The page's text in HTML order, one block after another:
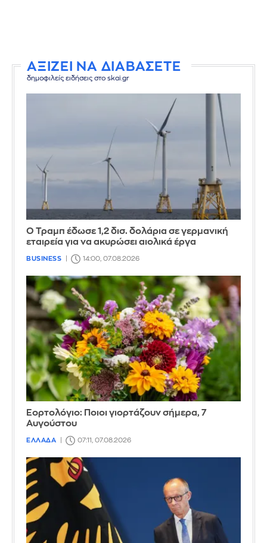
ΑΞΙΖΕΙ ΝΑ ΔΙΑΒΑΣΕΤΕ
δημοφιλείς ειδήσεις στο skai.gr
Ο Τραμπ έδωσε 1,2 δισ. δολάρια σε γερμανική
εταιρεία για να ακυρώσει αιολικά έργα
BUSINESS 14:00, 07.08.2026
Εορτολόγιο: Ποιοι γιορτάζουν σήμερα, 7
Αυγούστου
ΕΛΛΑΔΑ 07:11, 07.08.2026